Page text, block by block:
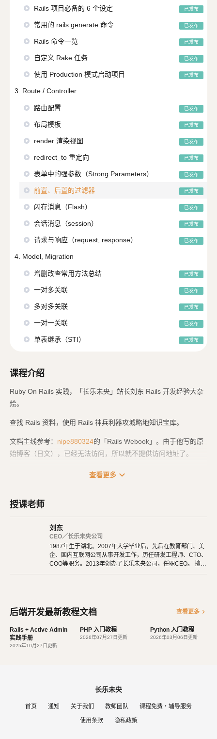
Rails 项目必备的 6 个设定 已发布
常用的 rails generate 命令 已发布
Rails 命令一览 已发布
自定义 Rake 任务 已发布
使用 Production 模式启动项目 已发布
3. Route / Controller
路由配置 已发布
布局模板 已发布
render 渲染视图 已发布
redirect_to 重定向 已发布
表单中的强参数（Strong Parameters） 已发布
前置、后置的过滤器 已发布
闪存消息（Flash） 已发布
会话消息（session） 已发布
请求与响应（request, response） 已发布
4. Model, Migration
增删改查常用方法总结 已发布
一对多关联 已发布
多对多关联 已发布
一对一关联 已发布
单表继承（STI） 已发布
课程介绍
Ruby On Rails 实践，「长乐未央」站长刘东 Rails 开发经验大杂
烩。
查找 Rails 资料，使用 Rails 神兵利器攻城略地知识宝库。
文档主线参考： nipe880324的「Rails Webook」。由于他写的原
始博客（日文），已经无法访问，所以就不提供访问地址了。
他原始文档是使用的 Rails 4，我根据他的内容，重新编排成 Rails
查看更多 expand_more
授课老师
刘东
CEO／长乐未央公司
1987年生于湖北。2007年大学毕业后，先后在教育部门、美
企、国内互联网公司从事开发工作，历任研发工程师、CTO、
COO等职务。2013年创办了长乐未央公司，任职CEO。 擅长
兴趣，觉得做开发非常快乐，能创造梦想中的产品是一件非常
有幸福感的事情。喜爱阅读，尤其是历史相关的书籍。喜欢音
乐，钢琴、Ukulele都能简单自娱自乐。爱好旅行和美食，人
生梦想之一是希望能带着妻子吃遍全世界。
后端开发最新教程文档 查看更多 chevron_right
Rails + Active Admin
实践手册
2025年10月27日更新
PHP 入门教程
2026年07月27日更新
Python 入门教程
2026年03月06日更新
长乐未央
首页 通知 关于我们 教师团队 课程免费・辅导服务
使用条款 隐私政策